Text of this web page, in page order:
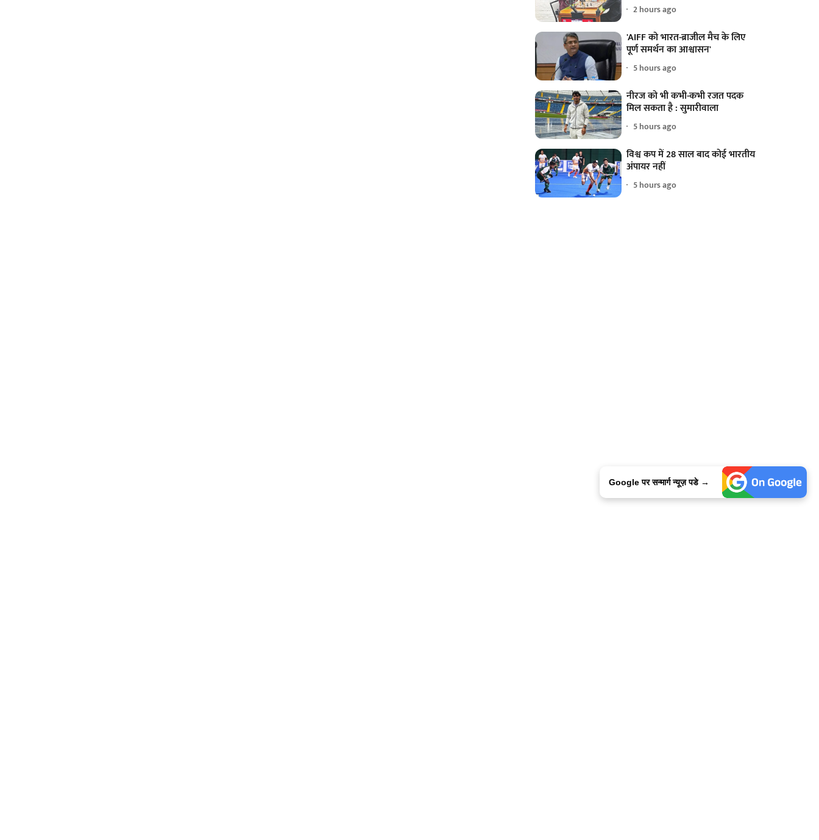
2 hours ago
'AIFF को भारत-ब्राजील मैच के लिए
पूर्ण समर्थन का आश्वासन'
5 hours ago
नीरज को भी कभी-कभी रजत पदक
मिल सकता है : सुमारीवाला
5 hours ago
विश्व कप में 28 साल बाद कोई भारतीय
अंपायर नहीं
5 hours ago
Google पर सन्मार्ग न्यूज़ पडे →